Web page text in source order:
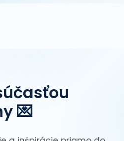
💌